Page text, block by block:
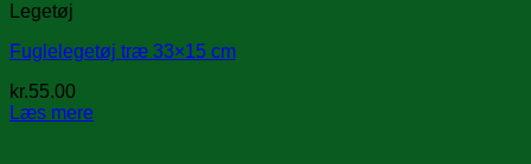
Legetøj
Fuglelegetøj træ 33×15 cm
kr.55.00
Læs mere